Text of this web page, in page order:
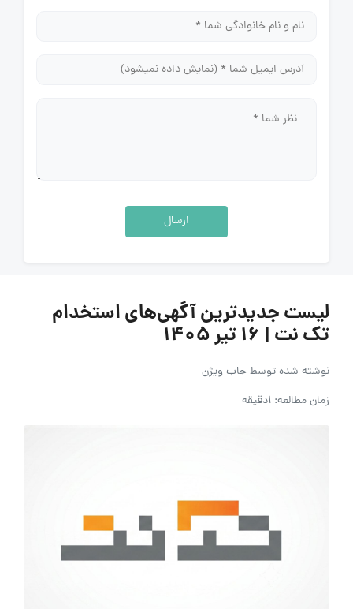
ارسال
لیست جدیدترین آگهی‌های استخدام
تک نت | ۱۶ تیر ۱۴۰۵
نوشته شده توسطجاب ویژن
زمان مطالعه: 1دقیقه